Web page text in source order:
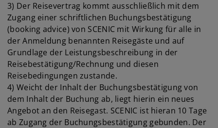
3) Der Reisevertrag kommt ausschließlich mit dem
Zugang einer schriftlichen Buchungsbestätigung
(booking advice) von SCENIC mit Wirkung für alle in
der Anmeldung benannten Reisegäste und auf
Grundlage der Leistungsbeschreibung in der
Reisebestätigung/Rechnung und diesen
Reisebedingungen zustande.
4) Weicht der Inhalt der Buchungsbestätigung von
dem Inhalt der Buchung ab, liegt hierin ein neues
Angebot an den Reisegast. SCENIC ist hieran 10 Tage
ab Zugang der Buchungsbestätigung gebunden. Der